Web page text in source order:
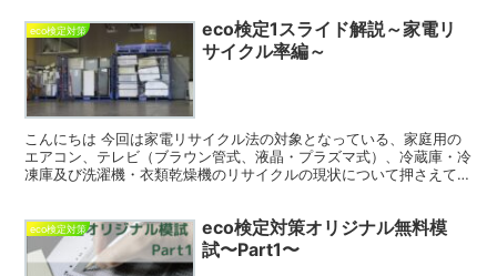
eco検定対策
eco検定1スライド解説～家電リ
サイクル率編～
こんにちは 今回は家電リサイクル法の対象となっている、家庭用の
エアコン、テレビ（ブラウン管式、液晶・プラズマ式）、冷蔵庫・冷
凍庫及び洗濯機・衣類乾燥機のリサイクルの現状について押さえてい
eco検定対策
eco検定対策オリジナル無料模
試〜Part1〜